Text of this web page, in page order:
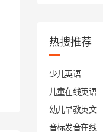
热搜推荐
少儿英语
儿童在线英语
幼儿早教英文